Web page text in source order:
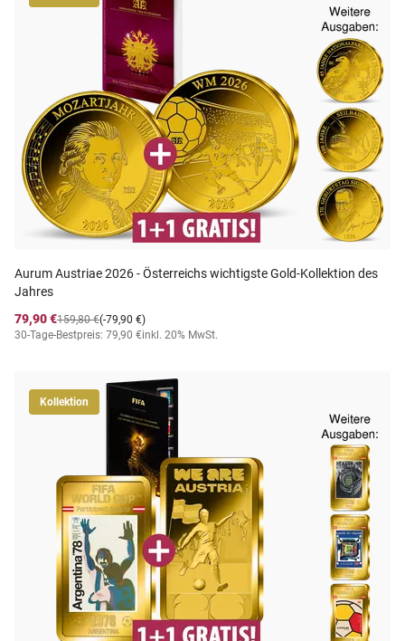
Aurum Austriae 2026 - Österreichs wichtigste Gold-Kollektion des
Jahres
79,90 €
(-79,90 €)
159,80 €
30-Tage-Bestpreis: 79,90 €inkl. 20% MwSt.
Kollektion